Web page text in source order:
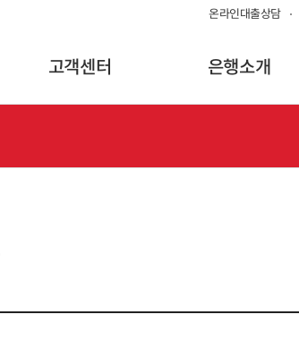
온라인대출상담
고객센터 은행소개